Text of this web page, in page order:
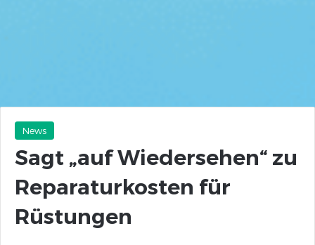
News
Sagt „auf Wiedersehen“ zu
Reparaturkosten für
Rüstungen